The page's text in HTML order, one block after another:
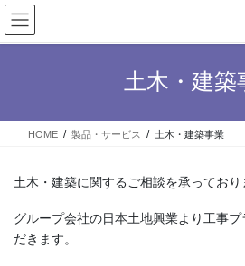
コ
ン
テ
ス
ナ
ビ
ゲ
ン
土木・建築
HOME 製品・サービス 土木・建築事業
土木・建築に関するご相談を承っており
グループ会社の日本土地興業より工事
だきます。